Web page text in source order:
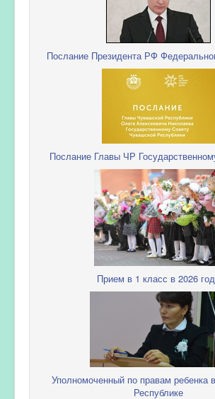
Послание Президента РФ
Послание Главы ЧР
Прием в 1 класс в 2026
Уполномоченный по правам ребенка
Республике